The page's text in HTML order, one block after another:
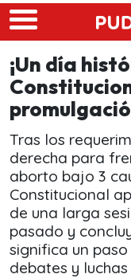
Skip to main content
¡Un día
Tras los
derecha para
aborto bajo 3
Constitucional
de una larga
pasado y
significa un
debates y